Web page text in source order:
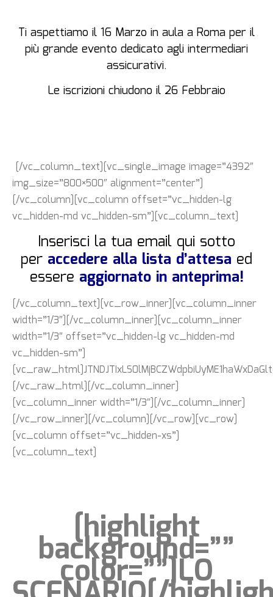
Ti aspettiamo il 16 Marzo in aula a Roma per il
più grande evento dedicato agli intermediari
assicurativi.
Le iscrizioni chiudono il 26 Febbraio
[/vc_column_text][vc_single_image image=”4392″
img_size=”800×500″ alignment=”center”]
[/vc_column][vc_column offset=”vc_hidden-lg
vc_hidden-md vc_hidden-sm”][vc_column_text]
Inserisci la tua email qui sotto
per accedere alla lista d’attesa ed
essere aggiornato in anteprima!
[/vc_column_text][vc_row_inner][vc_column_inner
width=”1/3″][/vc_column_inner][vc_column_inner
width=”1/3″ offset=”vc_hidden-lg vc_hidden-md
vc_hidden-sm”]
[/vc_raw_html][/vc_column_inner]
[vc_column_inner width=”1/3″][/vc_column_inner]
[/vc_row_inner][/vc_column][/vc_row][vc_row]
[vc_column offset=”vc_hidden-xs”]
[vc_column_text]
[highlight
background=””
color=””]LO